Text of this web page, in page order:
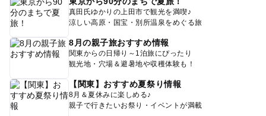
真田氏ゆかりの上田市で観光を満喫♪
涼しい高原・国宝・別所温泉をめぐる旅
8月の親子旅おすすめ情報
関東からの日帰り～1泊旅にぴったり
観光地・穴場＆避暑地や収穫体験も！
【関東】おすすめ夏祭り情報
8月＆夏休みに楽しめる♪
親子で行きたいお祭り・イベントが満載